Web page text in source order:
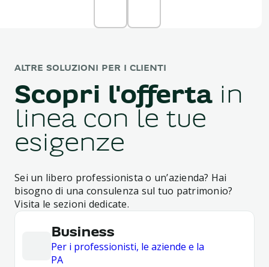
ALTRE SOLUZIONI PER I CLIENTI
Scopri l'offertain
linea con le tue
esigenze
Sei un libero professionista o un’azienda? Hai
bisogno di una consulenza sul tuo patrimonio?
Visita le sezioni dedicate.
Business
Per i professionisti, le aziende e la
PA